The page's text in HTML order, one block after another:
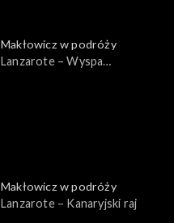
Makłowicz w podróży
Lanzarote – Wyspa
Makłowicz w podróży
Lanzarote – Kanaryjski raj